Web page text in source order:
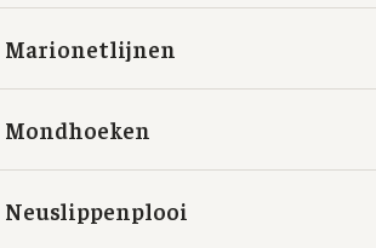
Marionetlijnen
Mondhoeken
Neuslippenplooi